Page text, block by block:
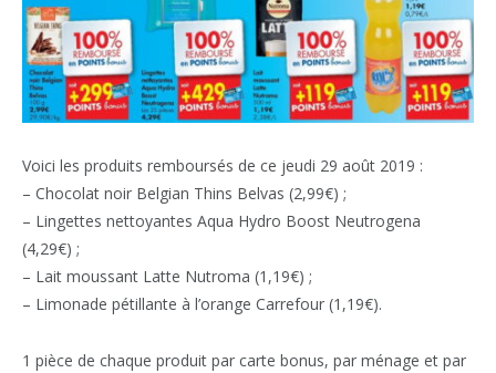
Voici les produits remboursés de ce jeudi 29 août 2019 :
– Chocolat noir Belgian Thins Belvas (2,99€) ;
– Lingettes nettoyantes Aqua Hydro Boost Neutrogena
(4,29€) ;
– Lait moussant Latte Nutroma (1,19€) ;
– Limonade pétillante à l’orange Carrefour (1,19€).
1 pièce de chaque produit par carte bonus, par ménage et par